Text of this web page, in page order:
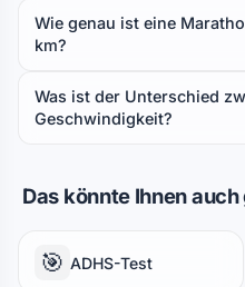
Wie genau ist eine
km?
Was ist der Unterschied
Geschwindigkeit?
Das könnte Ihnen
🎯 ADHS-Test